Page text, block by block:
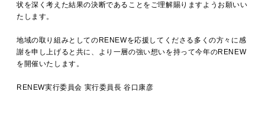
状を深く考えた結果の決断であることをご理解賜りますようお願いい
たします。
地域の取り組みとしてのRENEWを応援してくださる多くの方々に感
謝を申し上げると共に、より一層の強い想いを持って今年のRENEW
を開催いたします。
RENEW実行委員会 実行委員長 谷口康彦